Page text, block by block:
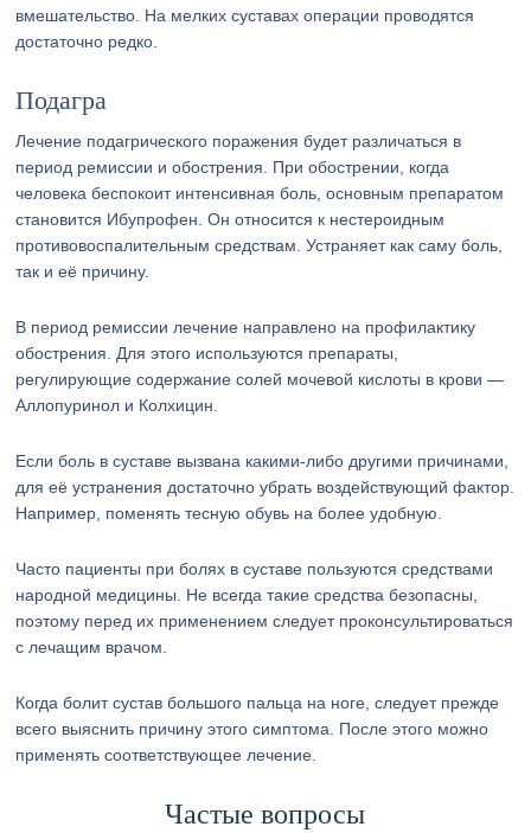
вмешательство. На мелких суставах операции проводятся
достаточно редко.
Подагра
Лечение подагрического поражения будет различаться в
период ремиссии и обострения. При обострении, когда
человека беспокоит интенсивная боль, основным препаратом
становится Ибупрофен. Он относится к нестероидным
противовоспалительным средствам. Устраняет как саму боль,
так и её причину.
В период ремиссии лечение направлено на профилактику
обострения. Для этого используются препараты,
регулирующие содержание солей мочевой кислоты в крови —
Аллопуринол и Колхицин.
Если боль в суставе вызвана какими-либо другими причинами,
для её устранения достаточно убрать воздействующий фактор.
Например, поменять тесную обувь на более удобную.
Часто пациенты при болях в суставе пользуются средствами
народной медицины. Не всегда такие средства безопасны,
поэтому перед их применением следует проконсультироваться
с лечащим врачом.
Когда болит сустав большого пальца на ноге, следует прежде
всего выяснить причину этого симптома. После этого можно
применять соответствующее лечение.
Частые вопросы